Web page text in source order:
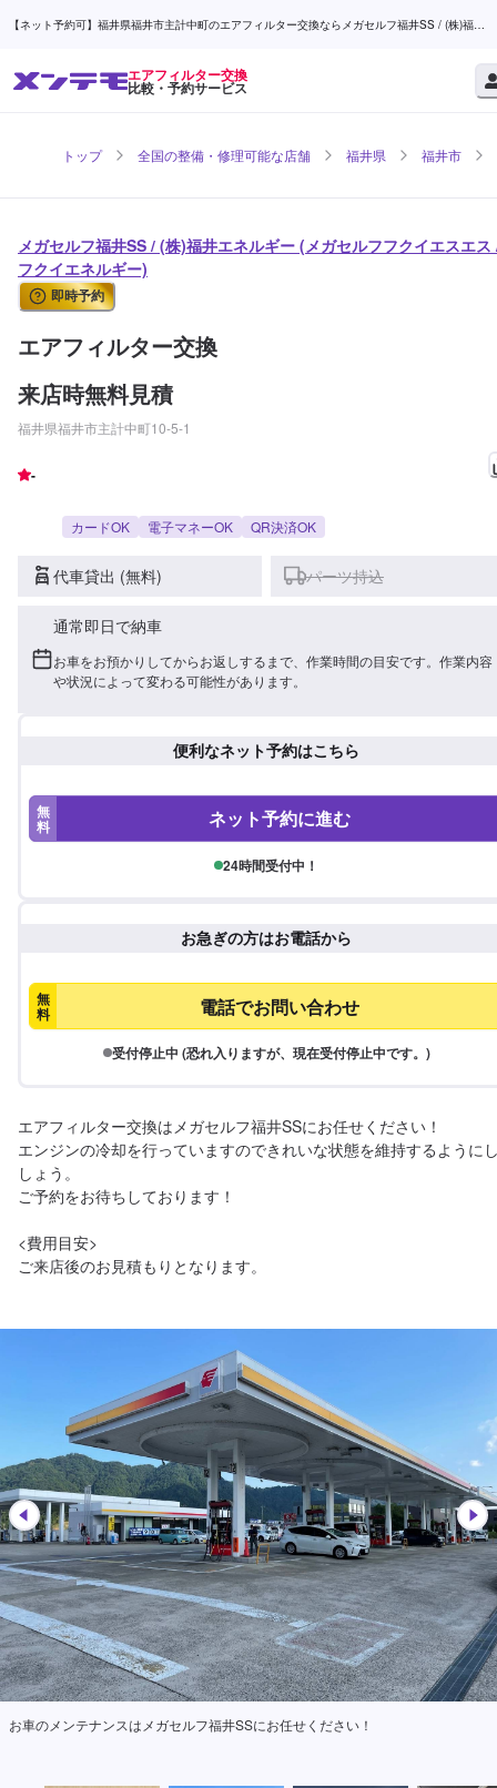
【ネット予約可】福井県福井市主計中町のエアフィルター交換ならメガセルフ福井SS / (株)福井
エアフィルター交換
比較・予約サービス
トップ 全国の整備・修理可能な店舗 福井県 福井市
メガセルフ福井SS / (株)福井エネルギー (メガセルフフクイエスエス
フクイエネルギー)
即時予約
エアフィルター交換
来店時無料見積
福井県福井市主計中町10-5-1
-
カードOK 電子マネーOK QR決済OK
代車貸出 (無料) パーツ持込
通常即日で納車
お車をお預かりしてからお返しするまで、作業時間の目安です。作業内容
や状況によって変わる可能性があります。
便利なネット予約はこちら
無
料 ネット予約に進む
24時間受付中！
お急ぎの方はお電話から
無
料 電話でお問い合わせ
受付停止中 (恐れ入りますが、現在受付停止中です。)
エアフィルター交換はメガセルフ福井SSにお任せください！
エンジンの冷却を行っていますのできれいな状態を維持するように
しょう。
ご予約をお待ちしております！
<費用目安>
ご来店後のお見積もりとなります。
お車のメンテナンスはメガセルフ福井SSにお任せください！